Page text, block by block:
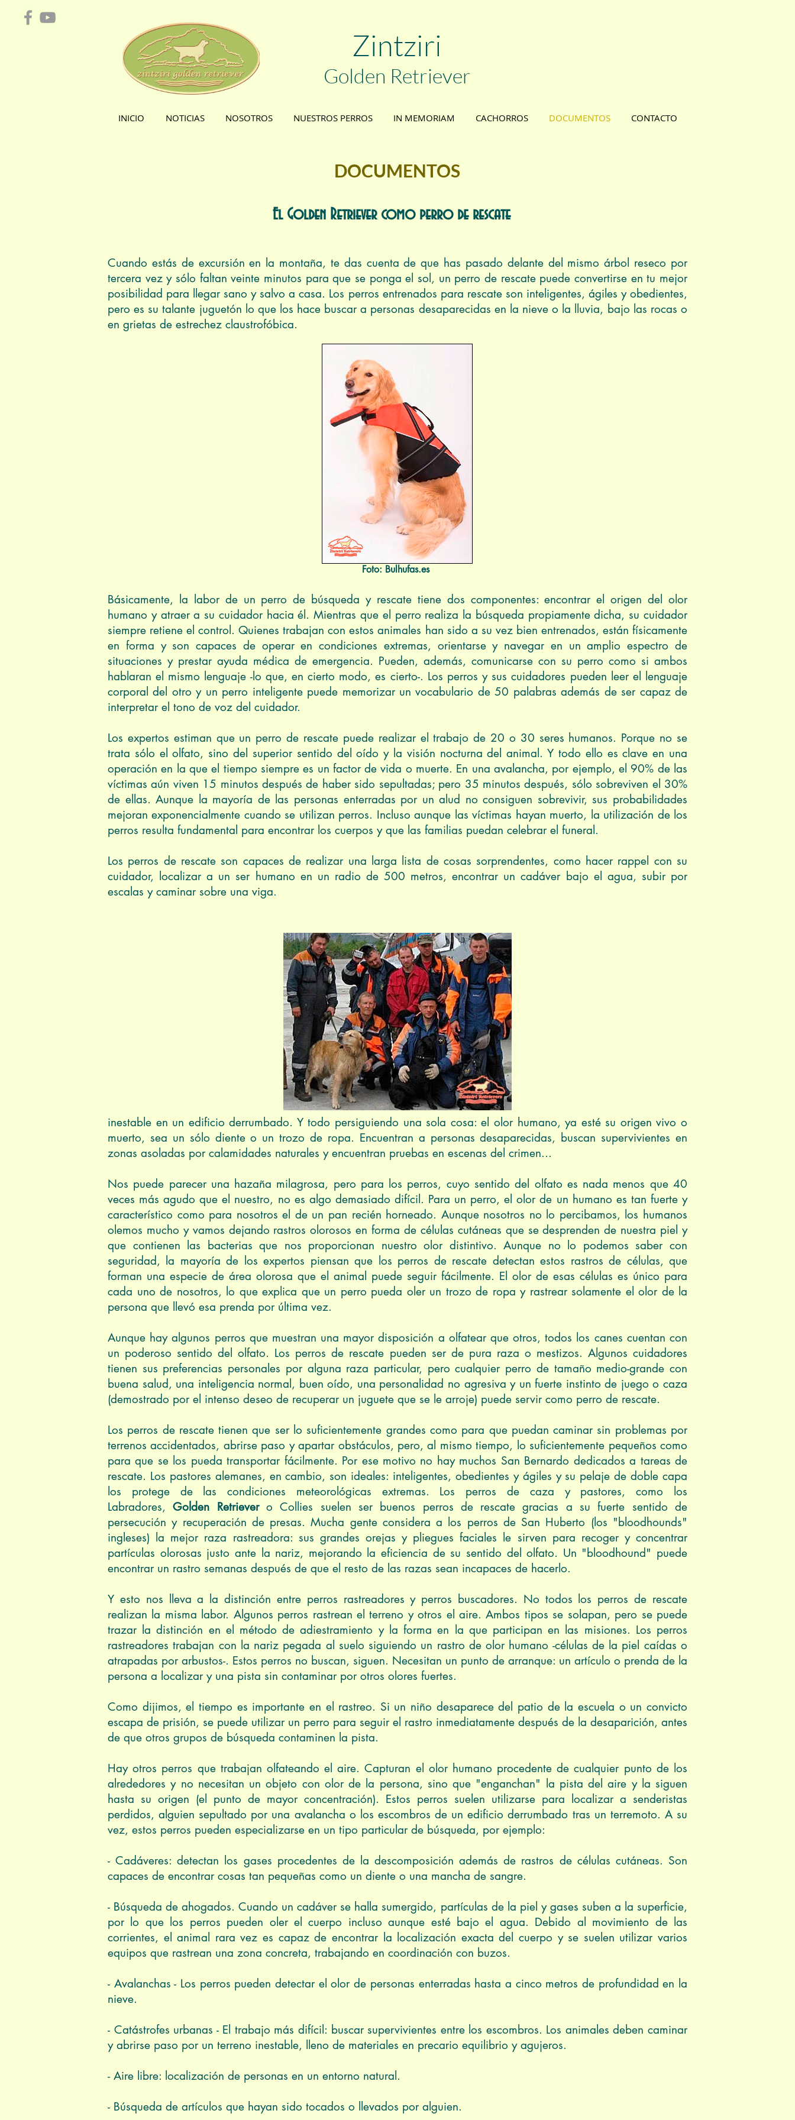
Zintziri
Golden Retriever
INICIO NOTICIAS NOSOTROS NUESTROS PERROS IN MEMORIAM CACHORROS DOCUMENTOS CONTACTO
DOCUMENTOS
El Golden Retriever como perro de rescate
Cuando estás de excursión en la montaña, te das cuenta de que has pasado delante del mismo árbol reseco por
tercera vez y sólo faltan veinte minutos para que se ponga el sol, un perro de rescate puede convertirse en tu mejor
posibilidad para llegar sano y salvo a casa. Los perros entrenados para rescate son inteligentes, ágiles y obedientes,
pero es su talante juguetón lo que los hace buscar a personas desaparecidas en la nieve o la lluvia, bajo las rocas o
en grietas de estrechez claustrofóbica.
Foto: Bulhufas.es
Básicamente, la labor de un perro de búsqueda y rescate tiene dos componentes: encontrar el origen del olor
humano y atraer a su cuidador hacia él. Mientras que el perro realiza la búsqueda propiamente dicha, su cuidador
siempre retiene el control. Quienes trabajan con estos animales han sido a su vez bien entrenados, están físicamente
en forma y son capaces de operar en condiciones extremas, orientarse y navegar en un amplio espectro de
situaciones y prestar ayuda médica de emergencia. Pueden, además, comunicarse con su perro como si ambos
hablaran el mismo lenguaje -lo que, en cierto modo, es cierto-. Los perros y sus cuidadores pueden leer el lenguaje
corporal del otro y un perro inteligente puede memorizar un vocabulario de 50 palabras además de ser capaz de
interpretar el tono de voz del cuidador.
Los expertos estiman que un perro de rescate puede realizar el trabajo de 20 o 30 seres humanos. Porque no se
trata sólo el olfato, sino del superior sentido del oído y la visión nocturna del animal. Y todo ello es clave en una
operación en la que el tiempo siempre es un factor de vida o muerte. En una avalancha, por ejemplo, el 90% de las
víctimas aún viven 15 minutos después de haber sido sepultadas; pero 35 minutos después, sólo sobreviven el 30%
de ellas. Aunque la mayoría de las personas enterradas por un alud no consiguen sobrevivir, sus probabilidades
mejoran exponencialmente cuando se utilizan perros. Incluso aunque las víctimas hayan muerto, la utilización de los
perros resulta fundamental para encontrar los cuerpos y que las familias puedan celebrar el funeral.
Los perros de rescate son capaces de realizar una larga lista de cosas sorprendentes, como hacer rappel con su
cuidador, localizar a un ser humano en un radio de 500 metros, encontrar un cadáver bajo el agua, subir por
escalas y caminar sobre una viga.
Foto: alt.kp.ru
inestable en un edificio derrumbado. Y todo persiguiendo una sola cosa: el olor humano, ya esté su origen vivo o
muerto, sea un sólo diente o un trozo de ropa. Encuentran a personas desaparecidas, buscan supervivientes en
zonas asoladas por calamidades naturales y encuentran pruebas en escenas del crimen...
Nos puede parecer una hazaña milagrosa, pero para los perros, cuyo sentido del olfato es nada menos que 40
veces más agudo que el nuestro, no es algo demasiado difícil. Para un perro, el olor de un humano es tan fuerte y
característico como para nosotros el de un pan recién horneado. Aunque nosotros no lo percibamos, los humanos
olemos mucho y vamos dejando rastros olorosos en forma de células cutáneas que se desprenden de nuestra piel y
que contienen las bacterias que nos proporcionan nuestro olor distintivo. Aunque no lo podemos saber con
seguridad, la mayoría de los expertos piensan que los perros de rescate detectan estos rastros de células, que
forman una especie de área olorosa que el animal puede seguir fácilmente. El olor de esas células es único para
cada uno de nosotros, lo que explica que un perro pueda oler un trozo de ropa y rastrear solamente el olor de la
persona que llevó esa prenda por última vez.
Aunque hay algunos perros que muestran una mayor disposición a olfatear que otros, todos los canes cuentan con
un poderoso sentido del olfato. Los perros de rescate pueden ser de pura raza o mestizos. Algunos cuidadores
tienen sus preferencias personales por alguna raza particular, pero cualquier perro de tamaño medio-grande con
buena salud, una inteligencia normal, buen oído, una personalidad no agresiva y un fuerte instinto de juego o caza
(demostrado por el intenso deseo de recuperar un juguete que se le arroje) puede servir como perro de rescate.
Los perros de rescate tienen que ser lo suficientemente grandes como para que puedan caminar sin problemas por
terrenos accidentados, abrirse paso y apartar obstáculos, pero, al mismo tiempo, lo suficientemente pequeños como
para que se los pueda transportar fácilmente. Por ese motivo no hay muchos San Bernardo dedicados a tareas de
rescate. Los pastores alemanes, en cambio, son ideales: inteligentes, obedientes y ágiles y su pelaje de doble capa
los protege de las condiciones meteorológicas extremas. Los perros de caza y pastores, como los
Labradores,Golden Retriever o Collies suelen ser buenos perros de rescate gracias a su fuerte sentido de
persecución y recuperación de presas. Mucha gente considera a los perros de San Huberto (los "bloodhounds"
ingleses) la mejor raza rastreadora: sus grandes orejas y pliegues faciales le sirven para recoger y concentrar
partículas olorosas justo ante la nariz, mejorando la eficiencia de su sentido del olfato. Un "bloodhound" puede
encontrar un rastro semanas después de que el resto de las razas sean incapaces de hacerlo.
Y esto nos lleva a la distinción entre perros rastreadores y perros buscadores. No todos los perros de rescate
realizan la misma labor. Algunos perros rastrean el terreno y otros el aire. Ambos tipos se solapan, pero se puede
trazar la distinción en el método de adiestramiento y la forma en la que participan en las misiones. Los perros
rastreadores trabajan con la nariz pegada al suelo siguiendo un rastro de olor humano -células de la piel caídas o
atrapadas por arbustos-. Estos perros no buscan, siguen. Necesitan un punto de arranque: un artículo o prenda de la
persona a localizar y una pista sin contaminar por otros olores fuertes.
Como dijimos, el tiempo es importante en el rastreo. Si un niño desaparece del patio de la escuela o un convicto
escapa de prisión, se puede utilizar un perro para seguir el rastro inmediatamente después de la desaparición, antes
de que otros grupos de búsqueda contaminen la pista.
Hay otros perros que trabajan olfateando el aire. Capturan el olor humano procedente de cualquier punto de los
alrededores y no necesitan un objeto con olor de la persona, sino que "enganchan" la pista del aire y la siguen
hasta su origen (el punto de mayor concentración). Estos perros suelen utilizarse para localizar a senderistas
perdidos, alguien sepultado por una avalancha o los escombros de un edificio derrumbado tras un terremoto. A su
vez, estos perros pueden especializarse en un tipo particular de búsqueda, por ejemplo:
- Cadáveres: detectan los gases procedentes de la descomposición además de rastros de células cutáneas. Son
capaces de encontrar cosas tan pequeñas como un diente o una mancha de sangre.
- Búsqueda de ahogados. Cuando un cadáver se halla sumergido, partículas de la piel y gases suben a la superficie,
por lo que los perros pueden oler el cuerpo incluso aunque esté bajo el agua. Debido al movimiento de las
corrientes, el animal rara vez es capaz de encontrar la localización exacta del cuerpo y se suelen utilizar varios
equipos que rastrean una zona concreta, trabajando en coordinación con buzos.
- Avalanchas - Los perros pueden detectar el olor de personas enterradas hasta a cinco metros de profundidad en la
nieve.
- Catástrofes urbanas - El trabajo más difícil: buscar supervivientes entre los escombros. Los animales deben caminar
y abrirse paso por un terreno inestable, lleno de materiales en precario equilibrio y agujeros.
- Aire libre: localización de personas en un entorno natural.
- Búsqueda de artículos que hayan sido tocados o llevados por alguien.